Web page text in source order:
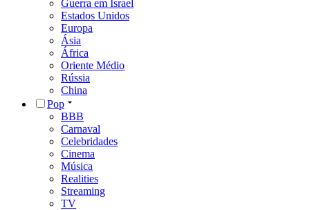
Guerra em Israel
Estados Unidos
Europa
Ásia
África
Oriente Médio
Rússia
China
Pop
BBB
Carnaval
Celebridades
Cinema
Música
Realities
Streaming
TV